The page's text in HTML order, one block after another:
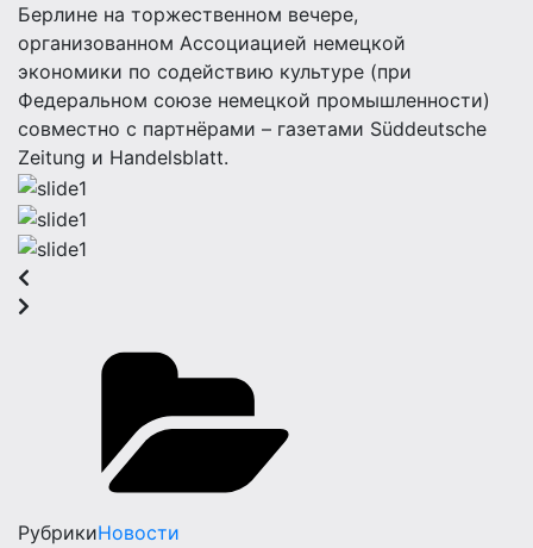
Берлине на торжественном вечере,
организованном Ассоциацией немецкой
экономики по содействию культуре (при
Федеральном союзе немецкой промышленности)
совместно с партнёрами – газетами Süddeutsche
Zeitung и Handelsblatt.
РубрикиНовости